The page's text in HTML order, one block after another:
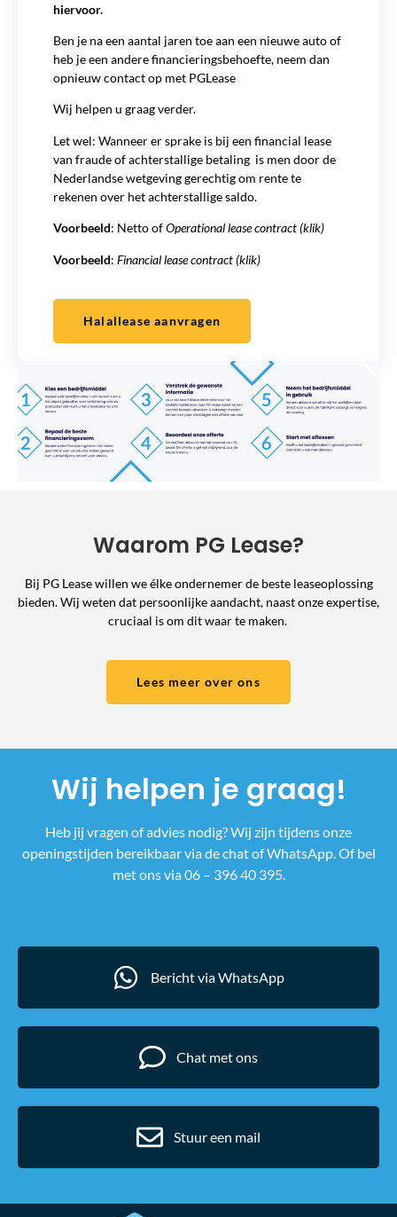
hiervoor.
Ben je na een aantal jaren toe aan een nieuwe auto of
heb je een andere financieringsbehoefte, neem dan
opnieuw contact op met PGLease
Wij helpen u graag verder.
Let wel: Wanneer er sprake is bij een financial lease
van fraude of achterstallige betaling is men door de
Nederlandse wetgeving gerechtig om rente te
rekenen over het achterstallige saldo.
Voorbeeld: Netto ofOperational lease contract (klik)
Voorbeeld: Financial lease contract (klik)
Halallease aanvragen
Waarom PG Lease?
Bij PG Lease willen we élke ondernemer de beste leaseoplossing
bieden. Wij weten dat persoonlijke aandacht, naast onze expertise,
cruciaal is om dit waar te maken.
Lees meer over ons
Wij helpen je graag!
Heb jij vragen of advies nodig? Wij zijn tijdens onze
openingstijden bereikbaar via de chat of WhatsApp. Of bel
met ons via 06 – 396 40 395.
Bericht via WhatsApp
Chat met ons
Stuur een mail